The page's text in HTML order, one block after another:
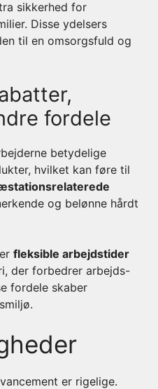
sikkerhed for
Disse ydelsers
til en omsorgsfuld og
fordele
betydelige
hvilket kan føre til
og belønne hårdt
fleksible arbejdstider
der forbedrer arbejds-
fordele skaber
er rigelige.